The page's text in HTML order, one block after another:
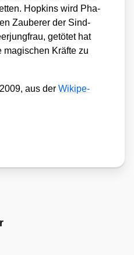
Hop­kins wird Pha­
Zau­be­rer der Sind­
getö­tet hat
magi­schen Kräf­te zu
aus derWiki­pe­